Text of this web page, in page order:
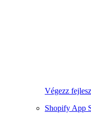
Végezz
Shopify App